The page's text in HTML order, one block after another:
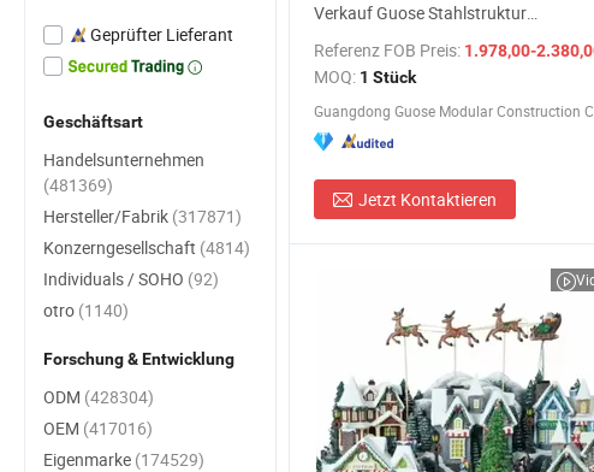
Verkauf Guose Stahlstruktur
Holzdekoration vorgefertigtes
modifiziertes Containerhaus
Referenz FOB Preis: 1.978,00-2.380,00
MOQ: 1 Stück
Jetzt Kontaktieren
Geprüfter Lieferant
Geschäftsart
Handelsunternehmen
(481369)
Hersteller/Fabrik (317871)
Konzerngesellschaft (4814)
Individuals / SOHO (92)
otro (1140)
Forschung & Entwicklung
ODM (428304)
OEM (417016)
Eigenmarke (174529)